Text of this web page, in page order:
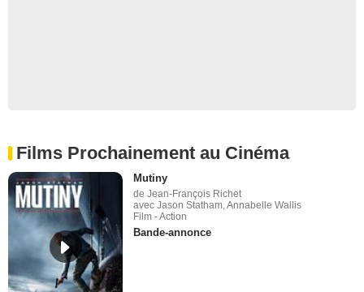
Films Prochainement au Cinéma
Mutiny
de Jean-François Richet
avec Jason Statham, Annabelle Wallis
Film - Action
Bande-annonce